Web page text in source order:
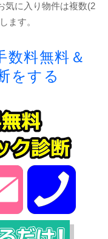
気に入り物件は複数(2
ます。
数料無料＆
をする